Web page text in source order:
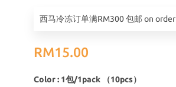
西马冷冻订单满RM300 包邮 on order
RM15.00
Color: 1包/1pack （10pcs）